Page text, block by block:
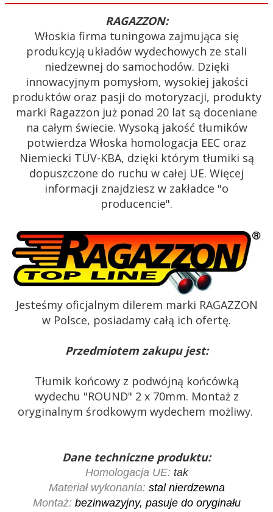
RAGAZZON:
Włoskia firma tuningowa zajmująca się
produkcyją układów wydechowych ze stali
niedzewnej do samochodów. Dzięki
innowacyjnym pomysłom, wysokiej jakości
produktów oraz pasji do motoryzacji, produkty
marki Ragazzon już ponad 20 lat są doceniane
na całym świecie. Wysoką jakość tłumików
potwierdza Włoska homologacja EEC oraz
Niemiecki TÜV-KBA, dzięki którym tłumiki są
dopuszczone do ruchu w całej UE. Więcej
informacji znajdziesz w zakładce "o
producencie".
Jesteśmy oficjalnym dilerem marki RAGAZZON
w Polsce, posiadamy całą ich ofertę.
Przedmiotem zakupu jest:
Tłumik końcowy z podwójną końcówką
wydechu "ROUND" 2 x 70mm. Montaż z
oryginalnym środkowym wydechem możliwy.
Dane techniczne produktu:
Homologacja UE:tak
Materiał wykonania: stal nierdzewna
Montaż:bezinwazyjny, pasuje do oryginału